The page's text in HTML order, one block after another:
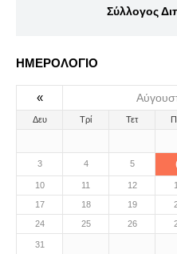
Σύλλογος
ΗΜΕΡΟΛΟΓΙΟ
«
Δευ Τρί Τετ
3 4 5
10 11 12
17
18 19
24
25 26
31